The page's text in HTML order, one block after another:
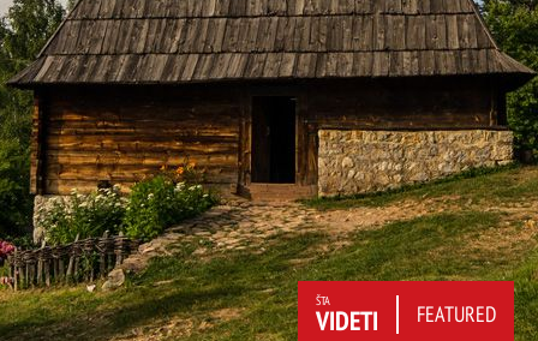
ŠTA
VIDETI FEATURED